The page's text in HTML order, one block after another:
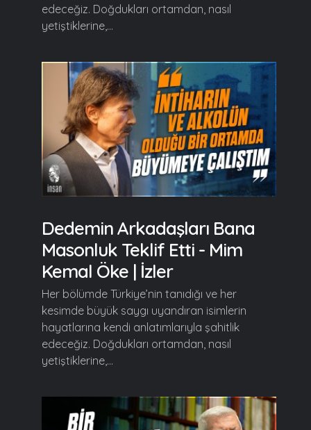
edeceğiz. Doğdukları ortamdan, nasıl
yetiştiklerine,...
Dedemin Arkadaşları Bana
Masonluk Teklif Etti - Mim
Kemal Öke | İzler
Her bölümde Türkiye’nin tanıdığı ve her
kesimde büyük saygı uyandıran isimlerin
hayatlarına kendi anlatımlarıyla şahitlik
edeceğiz. Doğdukları ortamdan, nasıl
yetiştiklerine,...